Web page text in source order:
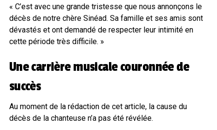
« C’est avec une grande tristesse que nous annonçons le
décès de notre chère Sinéad. Sa famille et ses amis sont
dévastés et ont demandé de respecter leur intimité en
cette période très difficile. »
Une carrière musicale couronnée de
succès
Au moment de la rédaction de cet article, la cause du
décès de la chanteuse n’a pas été révélée.